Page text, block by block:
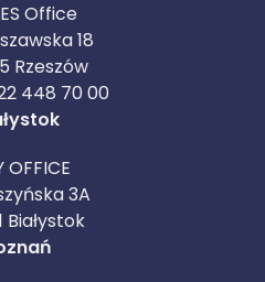
Office
18
Rzeszów
448 70 00
OFFICE
3A
Białystok